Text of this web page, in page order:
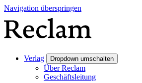
Navigation überspringen
Verlag Dropdown umschalten
Über Reclam
Geschäftsleitung